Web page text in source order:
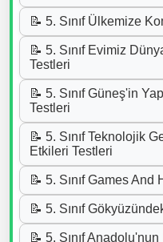
📝 5. Sınıf Ülkemize
📝 5. Sınıf Evimiz
Testleri
📝 5. Sınıf Güneş'in
Testleri
📝 5. Sınıf Teknolojik
Etkileri Testleri
📝 5. Sınıf Games And
📝 5. Sınıf
📝 5. Sınıf